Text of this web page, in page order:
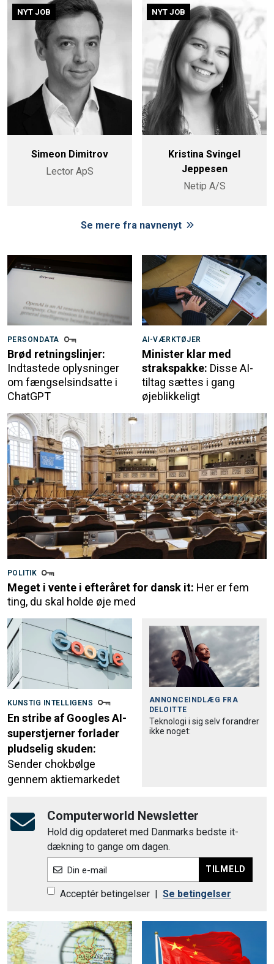
NYT JOB
Simeon Dimitrov
Lector ApS
NYT JOB
Kristina Svingel
Jeppesen
Netip A/S
Se mere fra navnenyt
PERSONDATA
Brød retningslinjer:
Indtastede oplysninger
om fængselsindsatte i
ChatGPT
AI-VÆRKTØJER
Minister klar med
strakspakke: Disse AI-
tiltag sættes i gang
øjeblikkeligt
POLITIK
Meget i vente i efteråret for dansk it: Her er fem
ting, du skal holde øje med
KUNSTIG INTELLIGENS
En stribe af Googles AI-
superstjerner forlader
pludselig skuden:
Sender chokbølge
gennem aktiemarkedet
ANNONCEINDLÆG FRA
DELOITTE
Teknologi i sig selv forandrer
ikke noget:
Computerworld Newsletter
Hold dig opdateret med Danmarks bedste it-
dækning to gange om dagen.
Din e-mail TILMELD
Acceptér betingelser | Se betingelser